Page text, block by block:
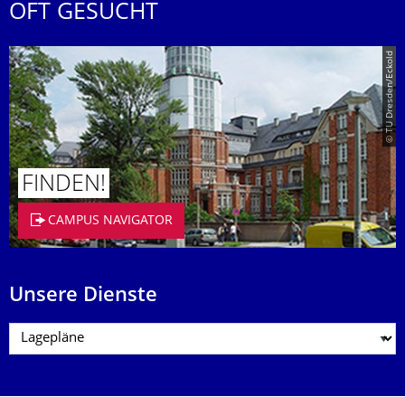
OFT GESUCHT
© TU Dresden/Eckold
FINDEN!
CAMPUS NAVIGATOR
Unsere Dienste